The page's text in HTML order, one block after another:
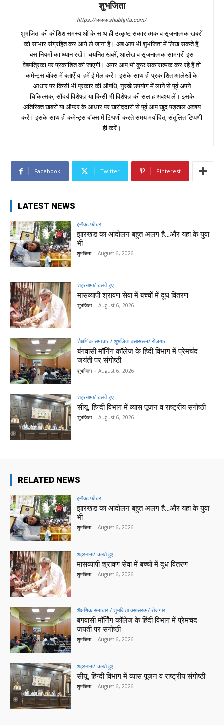
शुभजिता
https://www.shubhjita.com/
शुभजिता की कोशिश समस्याओं के साथ ही उत्कृष्ट सकारात्मक व सृजनात्मक खबरों
को साभार संग्रहित कर आगे ले जाना है। अब आप भी शुभजिता में लिख सकते हैं,
बस नियमों का ध्यान रखें। चयनित खबरें, आलेख व सृजनात्मक सामग्री इस
वेबपत्रिका पर प्रकाशित की जाएगी। अगर आप भी कुछ सकारात्मक कर रहे हैं तो
कमेन्ट्स बॉक्स में बताएँ या हमें ई मेल करें। इसके साथ ही प्रकाशित आलेखों के
आधार पर किसी भी प्रकार की औषधि, नुस्खे उपयोग में लाने से पूर्व अपने
चिकित्सक, सौंदर्य विशेषज्ञ या किसी भी विशेषज्ञ की सलाह अवश्य लें। इसके
अतिरिक्त खबरों या ऑफर के आधार पर खरीददारी से पूर्व आप खुद पड़ताल अवश्य
करें। इसके साथ ही कमेन्ट्स बॉक्स में टिप्पणी करते समय मर्यादित, संतुलित टिप्पणी
ही करें।
Facebook Twitter Pinterest
LATEST NEWS
इम्पैक्ट फीचर
झारखंड का आंदोलन बहुत अलग है…और यहां के युवा
भी
शुभजिता - August 6, 2026
शहरनामा/ चलते हुए
मासव्यापी श्रावण सेवा में बच्चों में दूध वितरण
शुभजिता - August 6, 2026
शैक्षणिक समाचार / शुभजिता क्सासरूम/ रोजगार
बंगवासी मॉर्निंग कॉलेज के हिंदी विभाग में प्रेमचंद
जयंती पर संगोष्ठी
शुभजिता - August 6, 2026
शहरनामा/ चलते हुए
सीयू, हिन्दी विभाग में व्यास पूजन व राष्ट्रीय संगोष्ठी
शुभजिता - August 6, 2026
RELATED NEWS
इम्पैक्ट फीचर
झारखंड का आंदोलन बहुत अलग है…और यहां के युवा
भी
शुभजिता - August 6, 2026
शहरनामा/ चलते हुए
मासव्यापी श्रावण सेवा में बच्चों में दूध वितरण
शुभजिता - August 6, 2026
शैक्षणिक समाचार / शुभजिता क्सासरूम/ रोजगार
बंगवासी मॉर्निंग कॉलेज के हिंदी विभाग में प्रेमचंद
जयंती पर संगोष्ठी
शुभजिता - August 6, 2026
शहरनामा/ चलते हुए
सीयू, हिन्दी विभाग में व्यास पूजन व राष्ट्रीय संगोष्ठी
शुभजिता - August 6, 2026